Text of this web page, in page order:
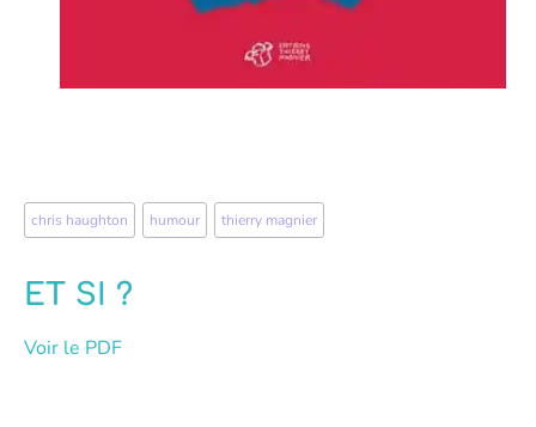
chris haughton humour thierry magnier
ET SI ?
Voir le PDF